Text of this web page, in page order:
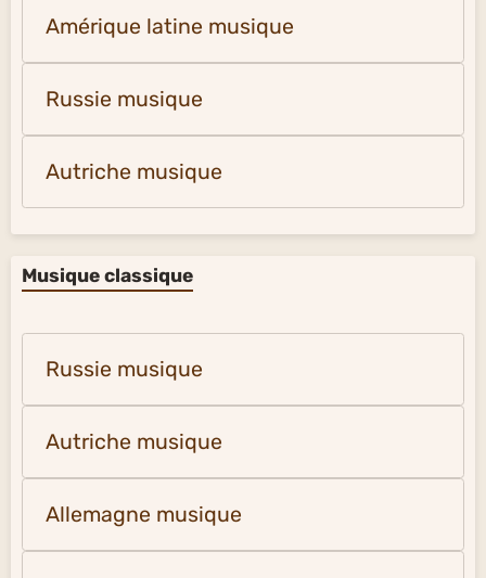
Amérique latine musique
Russie musique
Autriche musique
Musique classique
Russie musique
Autriche musique
Allemagne musique